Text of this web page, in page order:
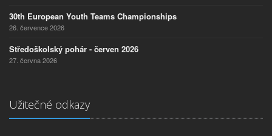
30th European Youth Teams Championships
26. července 2026
Středoškolský pohár - červen 2026
27. června 2026
Užitečné odkazy